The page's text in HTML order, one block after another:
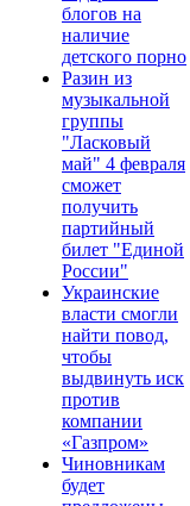
блогов на
наличие
детского порно
Разин из
музыкальной
группы
"Ласковый
май" 4 февраля
сможет
получить
партийный
билет "Единой
России"
Украинские
власти смогли
найти повод,
чтобы
выдвинуть иск
против
компании
«Газпром»
Чиновникам
будет